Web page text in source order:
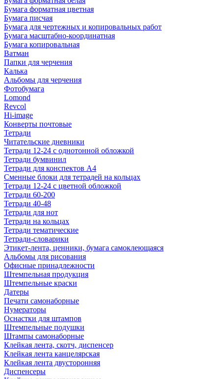
Бумага форматная цветная
Бумага писчая
Бумага для чертежных и копировальных работ
Бумага масштабно-координатная
Бумага копировальная
Ватман
Папки для черчения
Калька
Альбомы для черчения
Фотобумага
Lomond
Revcol
Hi-image
Конверты почтовые
Тетради
Читательские дневники
Тетради 12-24 с однотонной обложкой
Тетради бумвинил
Тетради для конспектов А4
Сменные блоки для тетрадей на кольцах
Тетради 12-24 с цветной обложкой
Тетради 60-200
Тетради 40-48
Тетради для нот
Тетради на кольцах
Тетради тематические
Тетради-словарики
Этикет-лента, ценники, бумага самоклеющаяся
Альбомы для рисования
Офисные принадлежности
Штемпельная продукция
Штемпельные краски
Датеры
Печати самонаборные
Нумераторы
Оснастки для штампов
Штемпельные подушки
Штампы самонаборные
Клейкая лента, скотч, диспенсер
Клейкая лента канцелярская
Клейкая лента двусторонняя
Диспенсеры